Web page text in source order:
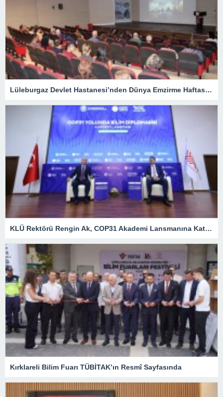
Lüleburgaz Devlet Hastanesi’nden Dünya Emzirme Haftası Katılımı
KLÜ Rektörü Rengin Ak, COP31 Akademi Lansmanına Katıldı
Kırklareli Bilim Fuarı TÜBİTAK’ın Resmî Sayfasında